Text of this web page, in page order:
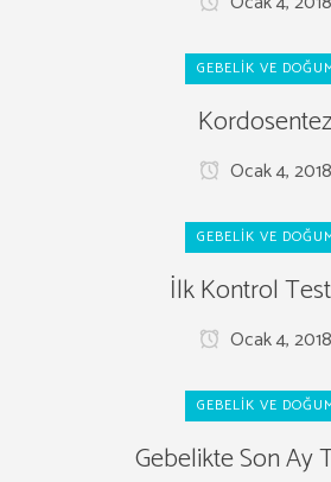
GEBELIK VE
Kordosentez
Ocak 4, 2018
GEBELIK VE
İlk Kontrol
Ocak 4, 2018
GEBELIK VE
Gebelikte Son Ay